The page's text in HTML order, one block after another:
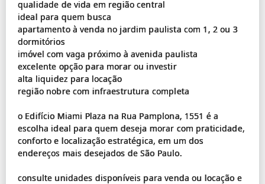
qualidade de vida em região central
ideal para quem busca
apartamento à venda no jardim paulista com 1, 2 ou 3
dormitórios
imóvel com vaga próximo à avenida paulista
excelente opção para morar ou investir
alta liquidez para locação
região nobre com infraestrutura completa
o Edifício Miami Plaza na Rua Pamplona, 1551 é a
escolha ideal para quem deseja morar com praticidade,
conforto e localização estratégica, em um dos
endereços mais desejados de São Paulo.
consulte unidades disponíveis para venda ou locação e